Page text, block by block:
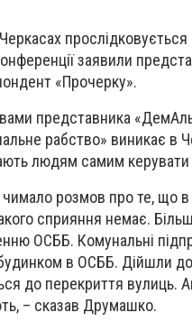
заявили
«Прочерку».
представника
рабство» виникає в
людям самим
розмов про те, що
сприяння немає.
ОСББ. Комунальні
в ОСББ. Дійшли
до перекриття вулиць.
– сказав Друмашко.